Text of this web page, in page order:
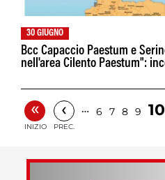
30 GIUGNO
Bcc Capaccio Paestum e
nell'area Cilento Paestum":
«
INIZIO
‹
PREC.
… 6 7 8 9 10